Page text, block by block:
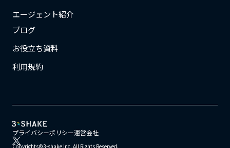
エージェント紹介
ブログ
お役立ち資料
利用規約
プライバシーポリシー運営会社
Copyrights©3-shake Inc. All Rights Reserved.